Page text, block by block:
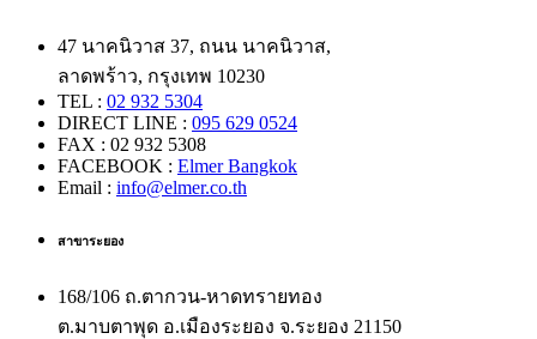
47 นาคนิวาส 37, ถนน นาคนิวาส,
ลาดพร้าว, กรุงเทพ 10230
TEL : 02 932 5304
DIRECT LINE : 095 629 0524
FAX : 02 932 5308
FACEBOOK : Elmer Bangkok
Email : info@elmer.co.th
สาขาระยอง
168/106 ถ.ตากวน-หาดทรายทอง
ต.มาบตาพุด อ.เมืองระยอง จ.ระยอง 21150